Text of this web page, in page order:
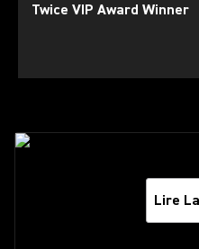
Twice VIP Award Winner
Lire